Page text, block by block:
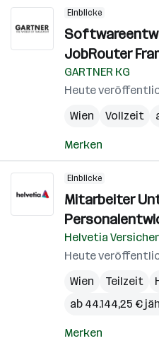
Einblicke
JobRouter
GARTNER KG
Heute
Wien
Vollzeit
Merken
Einblicke
Mitarbeiter
Helvetia
Heute
Wien
Teilzeit
ab 44.144,25 €
Merken